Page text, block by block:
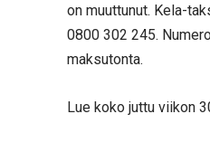
on muuttunut. Kela-
0800 302 245.
maksutonta.
Lue koko juttu viikon